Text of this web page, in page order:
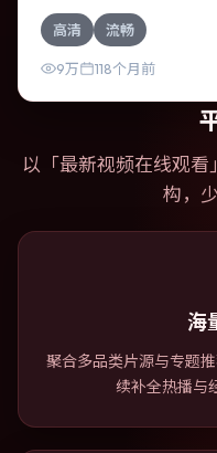
于中国大陆，围绕一次意
高度服务于主题，结尾留
高清 流畅
9万 118个月前
以「最新视频在线观看
构，
海
聚合多品类片源与专题
续补全热播与